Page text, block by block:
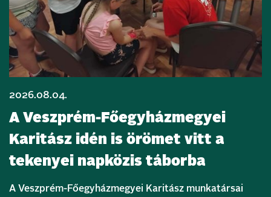
2026.08.04.
A Veszprém-Főegyházmegyei
Karitász idén is örömet vitt a
tekenyei napközis táborba
A Veszprém-Főegyházmegyei Karitász munkatársai